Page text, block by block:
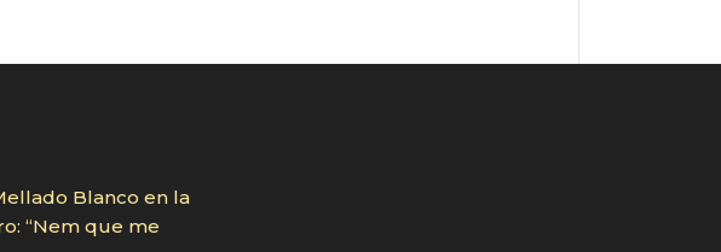
Blanco en la
“Nem que me